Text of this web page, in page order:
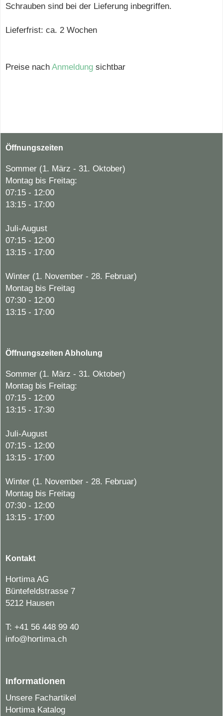
Schrauben sind bei der Lieferung inbegriffen.
Lieferfrist: ca. 2 Wochen
Preise nach Anmeldung sichtbar
Öffnungszeiten
Sommer (1. März - 31. Oktober)
Montag bis Freitag:
07:15 - 12:00
13:15 - 17:00
Juli-August
07:15 - 12:00
13:15 - 17:00
Winter (1. November - 28. Februar)
Montag bis Freitag
07:30 - 12:00
13:15 - 17:00
Öffnungszeiten Abholung
Sommer (1. März - 31. Oktober)
Montag bis Freitag:
07:15 - 12:00
13:15 - 17:30
Juli-August
07:15 - 12:00
13:15 - 17:00
Winter (1. November - 28. Februar)
Montag bis Freitag
07:30 - 12:00
13:15 - 17:00
Kontakt
Hortima AG
Büntefeldstrasse 7
5212 Hausen
T: +41 56 448 99 40
info@hortima.ch
Informationen
Unsere Fachartikel
Hortima Katalog